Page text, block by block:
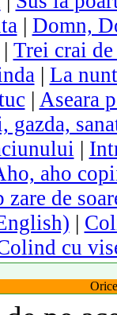
| Domn,
| Trei crai
| La
| Aseara
gazda,
|
aho
zare de
|
cu